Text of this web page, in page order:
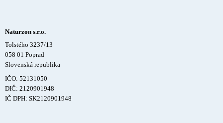
Naturzon s.r.o.
Tolstého 3237/13
058 01 Poprad
Slovenská republika
IČO: 52131050
DIČ: 2120901948
IČ DPH: SK2120901948